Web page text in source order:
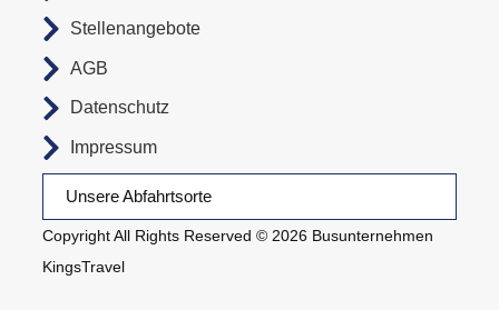
Copyright All Rights Reserved © 2026 Busunternehmen
KingsTravel
Unsere Abfahrtsorte
Stellenangebote
AGB
Datenschutz
Impressum